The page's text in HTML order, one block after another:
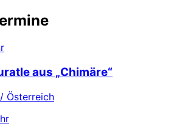
aus „Chimäre“
Österreich